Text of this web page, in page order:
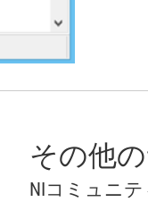
その他
NIコミュニテ